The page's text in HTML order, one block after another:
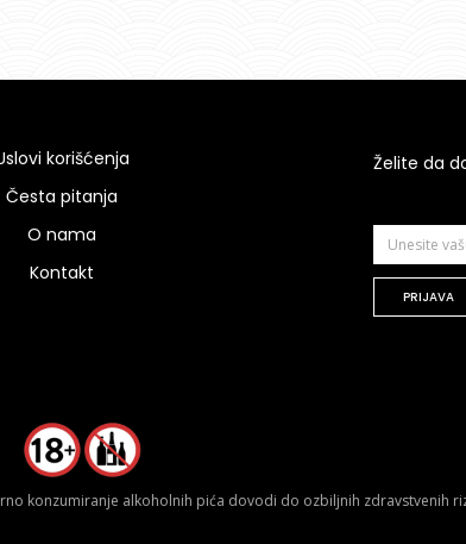
korišćenja
Česta pitanja
O nama
Kontakt
Želite da
PRIJAVA
konzumiranje alkoholnih pića dovodi do ozbiljnih zdravstvenih